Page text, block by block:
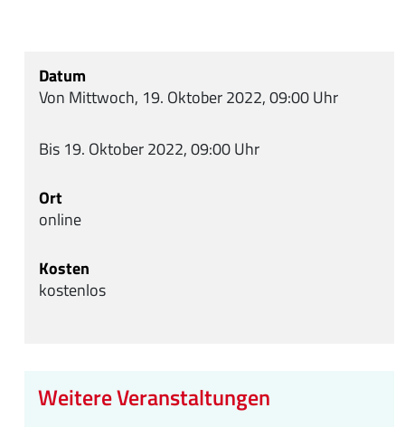
Datum
Von Mittwoch, 19. Oktober 2022, 09:00 Uhr
Bis 19. Oktober 2022, 09:00 Uhr
Ort
online
Kosten
kostenlos
Weitere Veranstaltungen